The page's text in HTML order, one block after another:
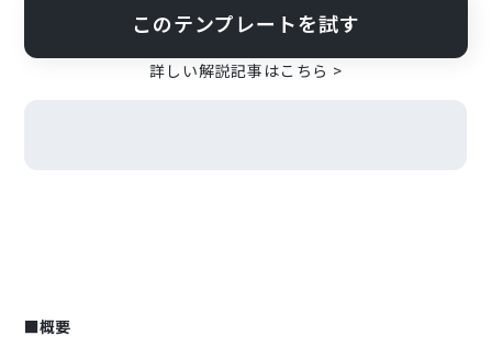
このテンプレートを試す
詳しい解説記事はこちら >
■概要